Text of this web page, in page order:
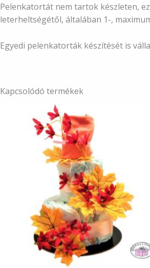
Pelenkatortát nem tartok készleten,
leterheltségétől, általában 1-,
Egyedi pelenkatorták készítését is
Kapcsolódó termékek